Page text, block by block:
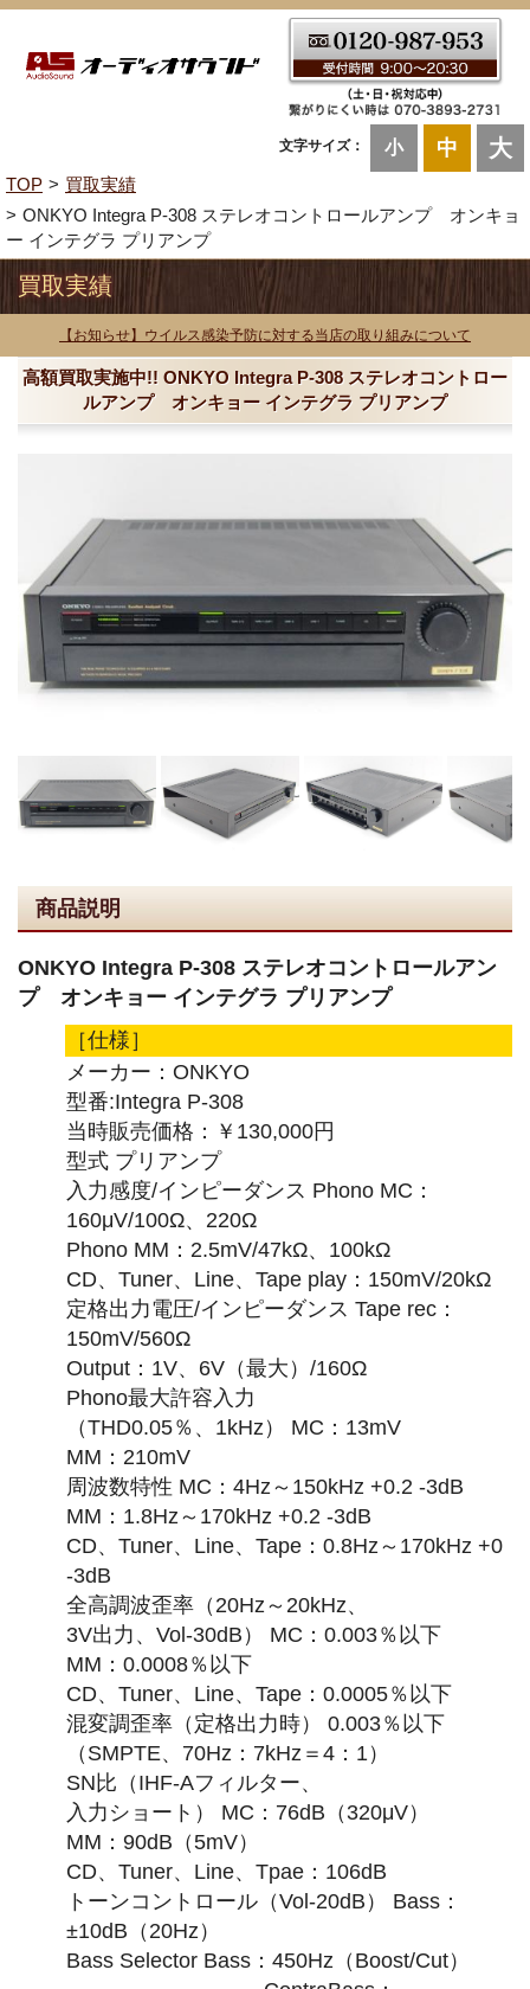
文字サイズ： 小 中 大
TOP
買取実績
ONKYO Integra P-308 ステレオコントロールアンプ オンキョ
ー インテグラ プリアンプ
買取実績
【お知らせ】ウイルス感染予防に対する当店の取り組みについて
高額買取実施中!! ONKYO Integra P-308 ステレオコントロー
ルアンプ オンキョー インテグラ プリアンプ
商品説明
ONKYO Integra P-308 ステレオコントロールアン
プ オンキョー インテグラ プリアンプ
［仕様］
メーカー：ONKYO
型番:Integra P-308
当時販売価格：￥130,000円
型式 プリアンプ
入力感度/インピーダンス Phono MC：
160μV/100Ω、220Ω
Phono MM：2.5mV/47kΩ、100kΩ
CD、Tuner、Line、Tape play：150mV/20kΩ
定格出力電圧/インピーダンス Tape rec：
150mV/560Ω
Output：1V、6V（最大）/160Ω
Phono最大許容入力
（THD0.05％、1kHz） MC：13mV
MM：210mV
周波数特性 MC：4Hz～150kHz +0.2 -3dB
MM：1.8Hz～170kHz +0.2 -3dB
CD、Tuner、Line、Tape：0.8Hz～170kHz +0
-3dB
全高調波歪率（20Hz～20kHz、
3V出力、Vol-30dB） MC：0.003％以下
MM：0.0008％以下
CD、Tuner、Line、Tape：0.0005％以下
混変調歪率（定格出力時） 0.003％以下
（SMPTE、70Hz：7kHz＝4：1）
SN比（IHF-Aフィルター、
入力ショート） MC：76dB（320μV）
MM：90dB（5mV）
CD、Tuner、Line、Tpae：106dB
トーンコントロール（Vol-20dB） Bass：
±10dB（20Hz）
Bass Selector Bass：450Hz（Boost/Cut）